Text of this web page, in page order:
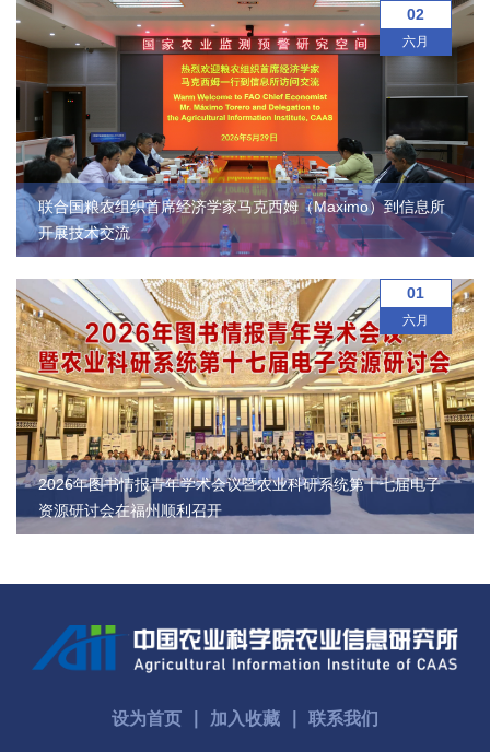
究
生
养
国
家
业
图
书
馆
科
技
联合国粮农组织首席经济学家马克西姆（Maximo）到信息所
开展技术交流
02
六月
2026年图书情报青年学术会议暨农业科研系统第十七届电子
资源研讨会在福州顺利召开
01
六月
设为首页 加入收藏 联系我们